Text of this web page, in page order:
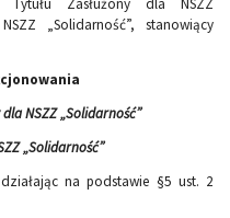
Tytułu Zasłużony dla NSZZ
„Solidarność”, stanowiący
dla NSZZ „Solidarność”
„Solidarność”
na podstawie §5 ust. 2